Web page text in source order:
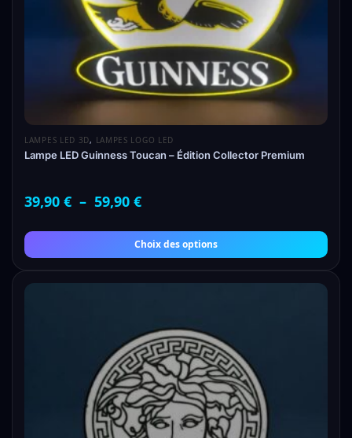
LAMPES LED 3D, LAMPES LOGO LED
Lampe LED Guinness Toucan – Édition Collector Premium
39,90 € – 59,90 €
Choix des options